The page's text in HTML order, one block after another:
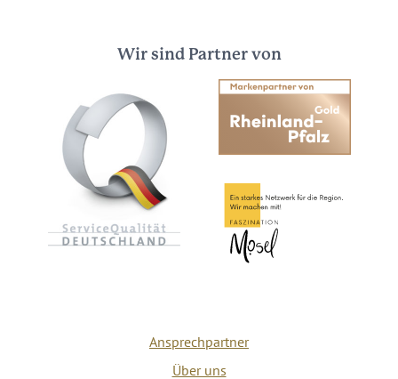
Wir sind Partner von
Ansprechpartner
Über uns